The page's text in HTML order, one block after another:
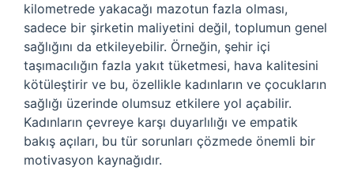
kilometrede yakacağı mazotun fazla olması,
sadece bir şirketin maliyetini değil, toplumun genel
sağlığını da etkileyebilir. Örneğin, şehir içi
taşımacılığın fazla yakıt tüketmesi, hava kalitesini
kötüleştirir ve bu, özellikle kadınların ve çocukların
sağlığı üzerinde olumsuz etkilere yol açabilir.
Kadınların çevreye karşı duyarlılığı ve empatik
bakış açıları, bu tür sorunları çözmede önemli bir
motivasyon kaynağıdır.